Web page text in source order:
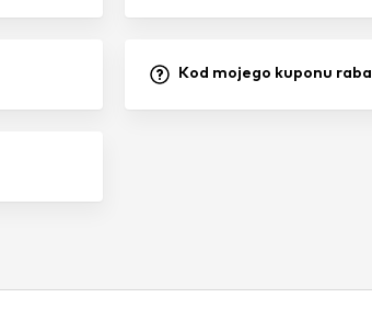
Kod mojego kuponu